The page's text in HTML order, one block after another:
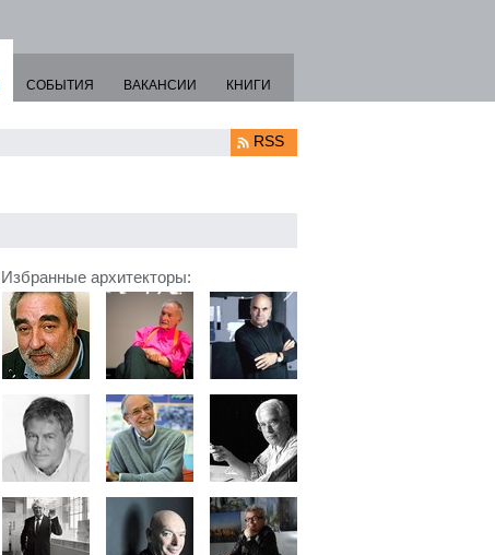
СОБЫТИЯ ВАКАНСИИ КНИГИ
RSS
Избранные архитекторы: